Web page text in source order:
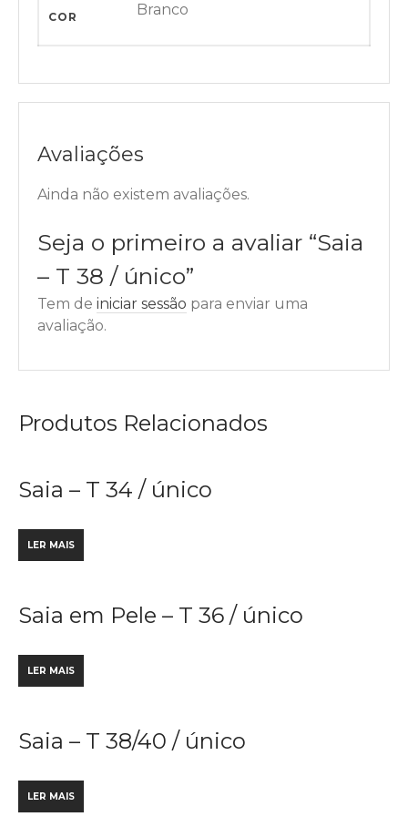
COR Branco
Avaliações
Ainda não existem avaliações.
Seja o primeiro a avaliar “Saia
– T 38 / único”
Tem de iniciar sessão para enviar uma
avaliação.
Produtos Relacionados
Saia – T 34 / único
LER MAIS
Saia em Pele – T 36 / único
LER MAIS
Saia – T 38/40 / único
LER MAIS